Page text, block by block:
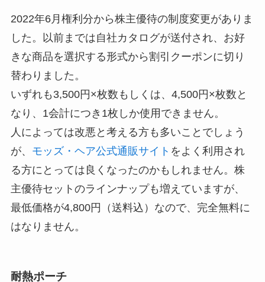
2022年6月権利分から株主優待の制度変更がありま
した。以前までは自社カタログが送付され、お好
きな商品を選択する形式から割引クーポンに切り
替わりました。
いずれも3,500円×枚数もしくは、4,500円×枚数と
なり、1会計につき1枚しか使用できません。
人によっては改悪と考える方も多いことでしょう
が、 モッズ・ヘア公式通販サイト をよく利用され
る方にとっては良くなったのかもしれません。株
主優待セットのラインナップも増えていますが、
最低価格が4,800円（送料込）なので、完全無料に
はなりません。
耐熱ポーチ